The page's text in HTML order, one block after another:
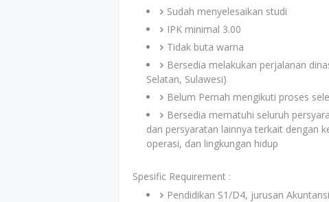
Sudah menyelesaikan studi
IPK minimal 3.00
Tidak buta warna
Bersedia melakukan perjalanan
Selatan, Sulawesi)
Belum Pernah mengikuti proses
Bersedia mematuhi seluruh
dan persyaratan lainnya terkait dengan
operasi, dan lingkungan hidup
Spesific Requirement :
Pendidikan S1/D4, jurusan Akuntansi